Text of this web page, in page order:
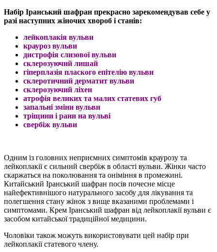
Набір Іранський шафран прекрасно зарекомендував себе у
разі наступних жіночих хвороб і станів:
лейкоплакія вульви
крауроз вульви
дистрофія слизової вульви
склерозуючий лишай
гіперплазія плаского епітелію вульви
склеротичний дерматит вульви
склерозуючий ліхен
атрофія великих та малих статевих губ
запальні зміни вульви
тріщини і рани на вульві
свербіж вульви
Одним із головних неприємних симптомів краурозу та
лейкоплакії є сильний свербіж в області вульви. Жінки часто
скаржаться на поколювання та оніміння в промежині.
Китайський Іранський шафран посів почесне місце
найефективнішого натурального засобу для лікування та
полегшення стану жінок з вище вказаними проблемами і
симптомами. Крем Іранський шафран від лейкоплакії вульви є
засобом китайської традиційної медицини.
Чоловіки також можуть використовувати цей набір при
лейкоплакії статевого члену.